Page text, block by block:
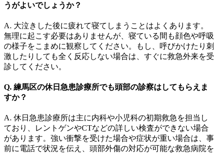
うがよいでしょうか？
A. 大泣きした後に疲れて寝てしまうことはよくあります。
無理に起こす必要はありませんが、寝ている間も顔色や呼吸
の様子をこまめに観察してください。もし、呼びかけたり刺
激したりしても全く反応しない場合は、すぐに救急外来を受
診してください。
Q. 練馬区の休日急患診療所でも頭部の診察はしてもらえま
すか？
A. 休日急患診療所は主に内科や小児科の初期救急を担当し
ており、レントゲンやCTなどの詳しい検査ができない場合
があります。強い衝撃を受けた場合や症状が重い場合は、事
前に電話で状況を伝え、頭部外傷の対応が可能な救急病院を